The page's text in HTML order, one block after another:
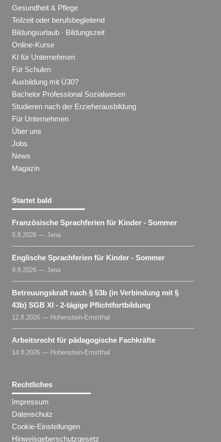
Gesundheit & Pflege
Teilzeit oder berufsbegleitend
Bildungsurlaub · Bildungszeit
Online-Kurse
KI für Unternehmen
Für Schulen
Ausbildung mit Ü30?
Bachelor Professional Sozialwesen
Studieren nach der Erzieherausbildung
Für Unternehmen
Über uns
Jobs
News
Magazin
Startet bald
Französische Sprachferien für Kinder - Sommer
9.8.2026 — Jena
Englische Sprachferien für Kinder - Sommer
9.8.2026 — Jena
Betreuungskraft nach § 53b (in Verbindung mit §
43b) SGB XI - 2-tägige Pflichtfortbildung
12.8.2026 — Hohenstein-Ernstthal
Arbeitsrecht für pädagogische Fachkräfte
14.8.2026 — Hohenstein-Ernstthal
Rechtliches
Impressum
Datenschutz
Cookie-Einstellungen
Hinweisgeberschutzgesetz